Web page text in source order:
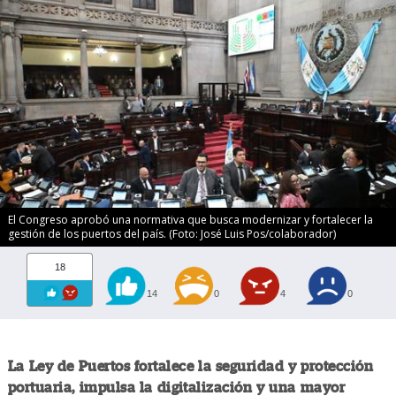
El Congreso aprobó una normativa que busca modernizar y fortalecer la
gestión de los puertos del país. (Foto: José Luis Pos/colaborador)
18
14 0 4 0
La Ley de Puertos fortalece la seguridad y protección
portuaria, impulsa la digitalización y una mayor